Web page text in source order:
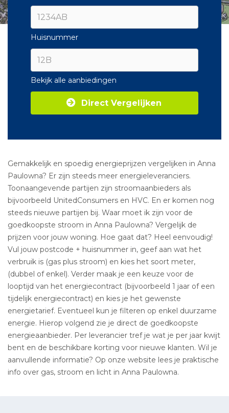
Huisnummer
Bekijk alle aanbiedingen
Direct Vergelijken
Gemakkelijk en spoedig energieprijzen vergelijken in Anna
Paulowna? Er zijn steeds meer energieleveranciers.
Toonaangevende partijen zijn stroomaanbieders als
bijvoorbeeld UnitedConsumers en HVC. En er komen nog
steeds nieuwe partijen bij. Waar moet ik zijn voor de
goedkoopste stroom in Anna Paulowna? Vergelijk de
prijzen voor jouw woning. Hoe gaat dat? Heel eenvoudig!
Vul jouw postcode + huisnummer in, geef aan wat het
verbruik is (gas plus stroom) en kies het soort meter,
(dubbel of enkel). Verder maak je een keuze voor de
looptijd van het energiecontract (bijvoorbeeld 1 jaar of een
tijdelijk energiecontract) en kies je het gewenste
energietarief. Eventueel kun je filteren op enkel duurzame
energie. Hierop volgend zie je direct de goedkoopste
energieaanbieder. Per leverancier tref je wat je per jaar kwijt
bent en de beschikbare korting voor nieuwe klanten. Wil je
aanvullende informatie? Op onze website lees je praktische
info over gas, stroom en licht in Anna Paulowna.